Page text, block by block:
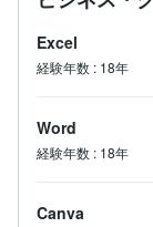
Excel
経験年数 : 18年
Word
経験年数 : 18年
Canva